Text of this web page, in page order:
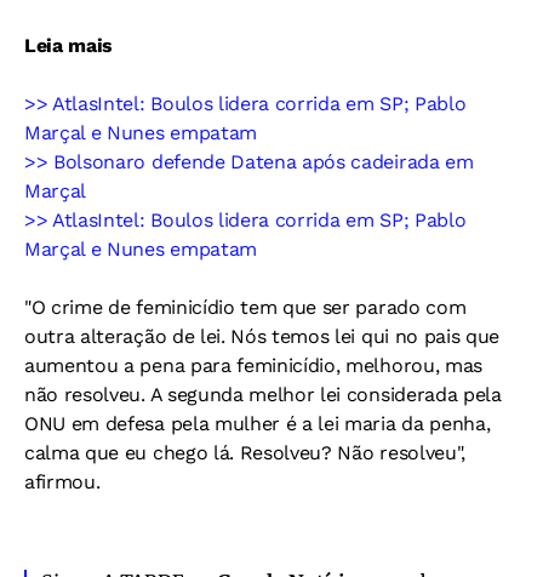
Leia mais
>> AtlasIntel: Boulos lidera corrida em SP; Pablo
Marçal e Nunes empatam
>> Bolsonaro defende Datena após cadeirada em
Marçal
>> AtlasIntel: Boulos lidera corrida em SP; Pablo
Marçal e Nunes empatam
"O crime de feminicídio tem que ser parado com
outra alteração de lei. Nós temos lei qui no pais que
aumentou a pena para feminicídio, melhorou, mas
não resolveu. A segunda melhor lei considerada pela
ONU em defesa pela mulher é a lei maria da penha,
calma que eu chego lá. Resolveu? Não resolveu",
afirmou.